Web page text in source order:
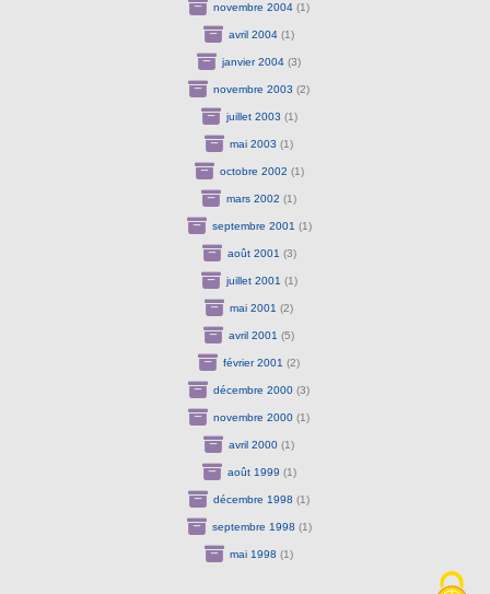
novembre 2004 (1)
avril 2004 (1)
janvier 2004 (3)
novembre 2003 (2)
juillet 2003 (1)
mai 2003 (1)
octobre 2002 (1)
mars 2002 (1)
septembre 2001 (1)
août 2001 (3)
juillet 2001 (1)
mai 2001 (2)
avril 2001 (5)
février 2001 (2)
décembre 2000 (3)
novembre 2000 (1)
avril 2000 (1)
août 1999 (1)
décembre 1998 (1)
septembre 1998 (1)
mai 1998 (1)